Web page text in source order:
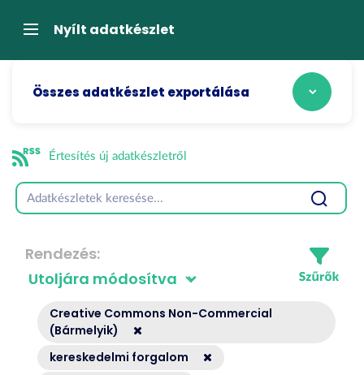
átugrásaNavigációNyílt adatkészlet
Összes adatkészlet exportálása
Értesítés új adatkészletről
Rendezés
Creative Commons Non-Commercial
(Bármelyik)
kereskedelmi forgalom